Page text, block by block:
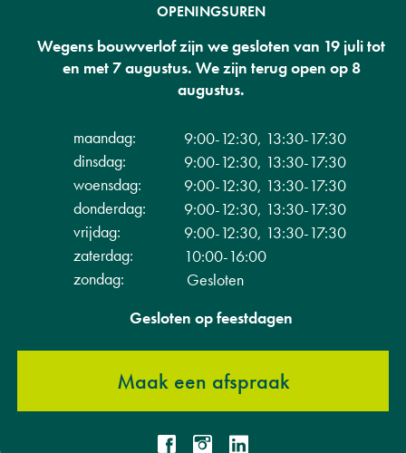
OPENINGSUREN
Wegens bouwverlof zijn we gesloten van 19 juli tot
en met 7 augustus. We zijn terug open op 8
augustus.
maandag:
9:00-12:30, 13:30-17:30
dinsdag:
9:00-12:30, 13:30-17:30
woensdag:
9:00-12:30, 13:30-17:30
donderdag:
9:00-12:30, 13:30-17:30
vrijdag:
9:00-12:30, 13:30-17:30
zaterdag:
10:00-16:00
zondag:
Gesloten
Gesloten op feestdagen
Maak een afspraak